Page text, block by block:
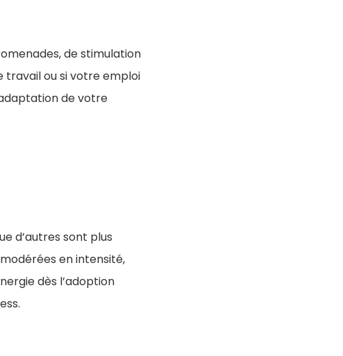
de stimulation
travail ou si votre emploi
de votre
d’autres sont plus
en intensité,
dès l’adoption